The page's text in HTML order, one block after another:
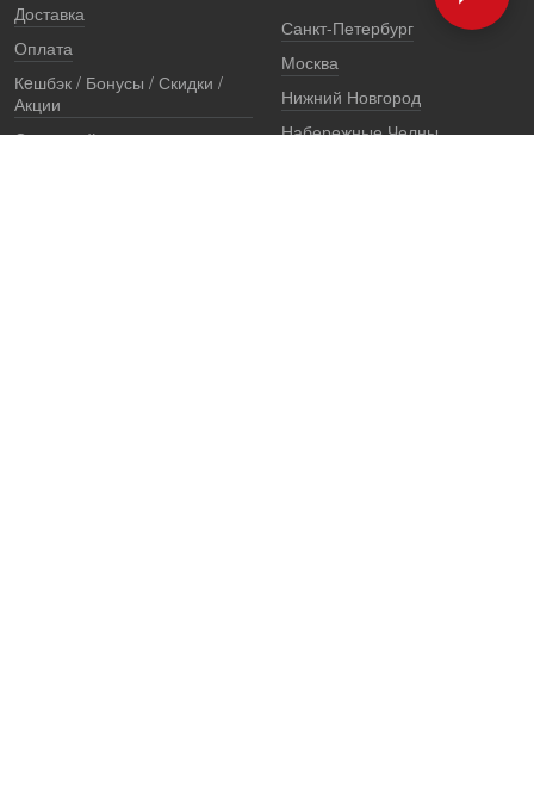
Доставка
Оплата
Кeшбэк / Бонусы / Скидки /
Акции
Остерегайтесь подделок
Санкт-Петербург
Москва
Нижний Новгород
Набережные Челны